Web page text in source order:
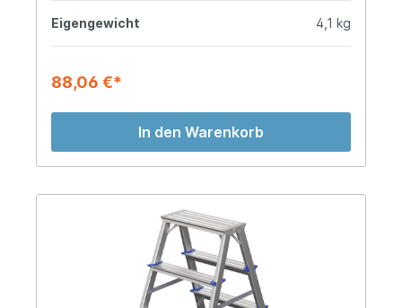
Eigengewicht 4,1 kg
88,06 €*
In den Warenkorb